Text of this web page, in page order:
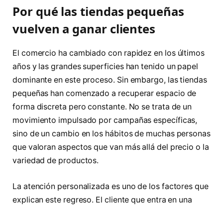
Por qué las tiendas pequeñas
vuelven a ganar clientes
El comercio ha cambiado con rapidez en los últimos
años y las grandes superficies han tenido un papel
dominante en este proceso. Sin embargo, las tiendas
pequeñas han comenzado a recuperar espacio de
forma discreta pero constante. No se trata de un
movimiento impulsado por campañas específicas,
sino de un cambio en los hábitos de muchas personas
que valoran aspectos que van más allá del precio o la
variedad de productos.
La atención personalizada es uno de los factores que
explican este regreso. El cliente que entra en una